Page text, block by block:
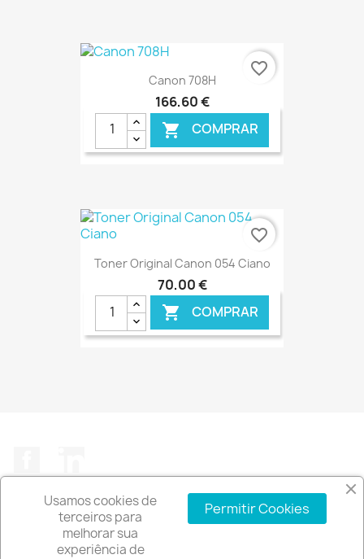
Canon 708H
166,60 €
 COMPRAR
€ ONLINE
favorite_border
Toner Original Canon 054 Ciano
70,00 €
 COMPRAR
favorite_border
A EMPRESA
Usamos cookies de
terceiros para
melhorar sua
experiência de
Permitir Cookies